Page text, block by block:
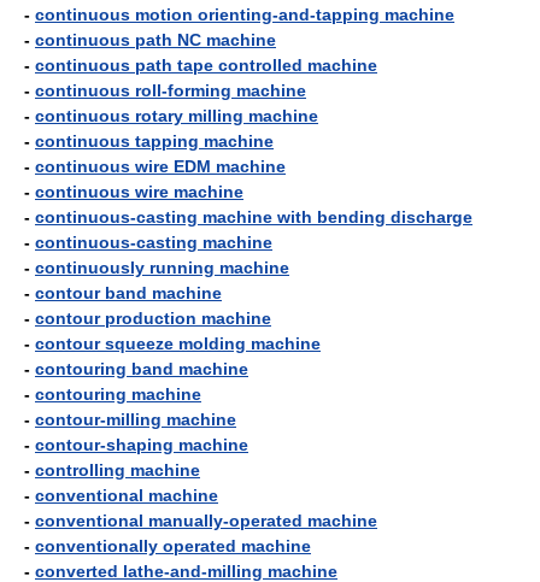
- continuous motion orienting-and-tapping machine
- continuous path NC machine
- continuous path tape controlled machine
- continuous roll-forming machine
- continuous rotary milling machine
- continuous tapping machine
- continuous wire EDM machine
- continuous wire machine
- continuous-casting machine with bending discharge
- continuous-casting machine
- continuously running machine
- contour band machine
- contour production machine
- contour squeeze molding machine
- contouring band machine
- contouring machine
- contour-milling machine
- contour-shaping machine
- controlling machine
- conventional machine
- conventional manually-operated machine
- conventionally operated machine
- converted lathe-and-milling machine